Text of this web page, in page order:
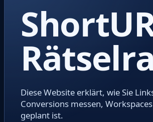
Diese Website erklärt, wie Sie
Conversions messen,
geplant ist.